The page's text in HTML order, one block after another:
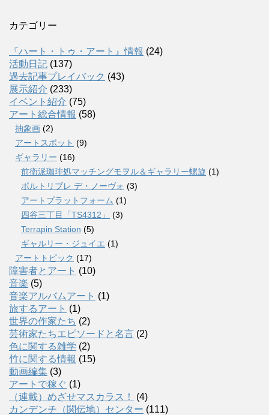
カテゴリー
『ハート・トゥ・アート』情報 (24)
活動日記 (137)
過去記事プレイバック (43)
展示紹介 (233)
イベント紹介 (75)
アート総合情報 (58)
抽象画 (2)
アートスポット (9)
ギャラリー (16)
前衛派珈琲処マッチングモヲル＆ギャラリー螺旋 (1)
ポルトリブレ デ・ノーヴォ (3)
アートプラットフォーム (1)
四谷三丁目「TS4312」
(3)
Terrapin Station (5)
ギャルリー・ジュイエ (1)
アートトピック (17)
障害者とアート (10)
音楽 (5)
音楽アルバムアート (1)
旅するアート (1)
世界の作家たち (2)
芸術家たちエピソードと名言 (2)
色に関する雑学 (2)
竹に関する情報 (15)
動画編集 (3)
アートで稼ぐ (1)
（連載）めざせマスカラス！
(4)
カンデンチ（関伝地）センター (111)